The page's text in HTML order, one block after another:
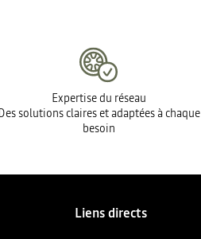
Expertise du réseau
solutions claires et adaptées à chaque
besoin
Liens directs